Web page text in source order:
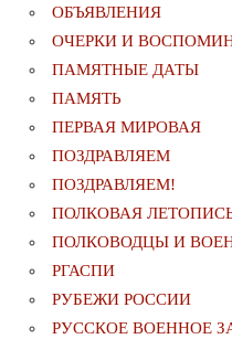
ОБЪЯВЛЕНИЯ
ОЧЕРКИ И
ПАМЯТНЫЕ ДАТЫ
ПАМЯТЬ
ПЕРВАЯ МИРОВАЯ
ПОЗДРАВЛЯЕМ
ПОЗДРАВЛЯЕМ!
ПОЛКОВАЯ
ПОЛКОВОДЦЫ И
РГАСПИ
РУБЕЖИ РОССИИ
РУССКОЕ ВОЕННОЕ